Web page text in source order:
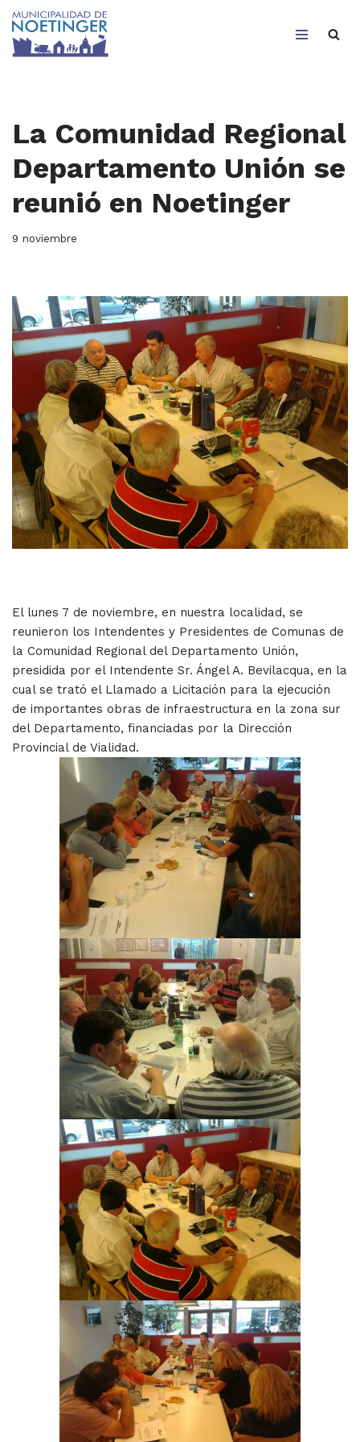
Saltar
La Comunidad Regional
Departamento Unión se
reunió en Noetinger
9 noviembre
El lunes 7 de noviembre, en nuestra localidad, se
reunieron los Intendentes y Presidentes de Comunas de
la Comunidad Regional del Departamento Unión,
presidida por el Intendente Sr. Ángel A. Bevilacqua, en la
cual se trató el Llamado a Licitación para la ejecución
de importantes obras de infraestructura en la zona sur
del Departamento, financiadas por la Dirección
Provincial de Vialidad.